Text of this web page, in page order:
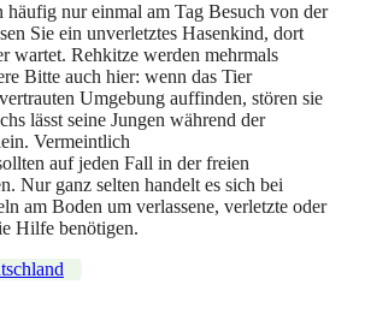
häufig nur einmal am Tag Besuch von der
Sie ein unverletztes Hasenkind, dort
wartet. Rehkitze werden mehrmals
Bitte auch hier: wenn das Tier
Umgebung auffinden, stören sie
lässt seine Jungen während der
Vermeintlich
auf jeden Fall in der freien
Nur ganz selten handelt es sich bei
am Boden um verlassene, verletzte oder
Hilfe benötigen.